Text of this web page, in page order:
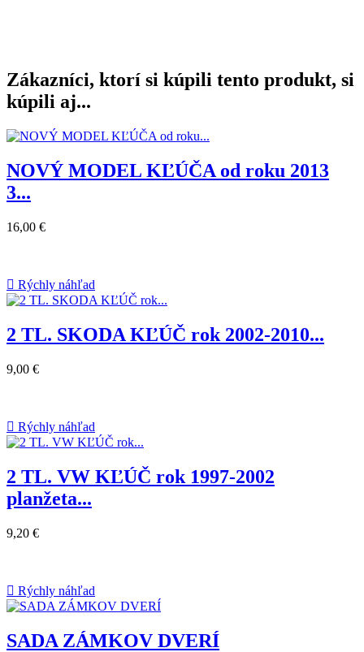
Zákazníci, ktorí si kúpili tento produkt, si
kúpili aj...
NOVÝ MODEL KĽÚČA od roku 2013
3...
16,00 €
 Rýchly náhľad
2 TL. SKODA KĽÚČ rok 2002-2010...
9,00 €
 Rýchly náhľad
2 TL. VW KĽÚČ rok 1997-2002
planžeta...
9,20 €
 Rýchly náhľad
SADA ZÁMKOV DVERÍ